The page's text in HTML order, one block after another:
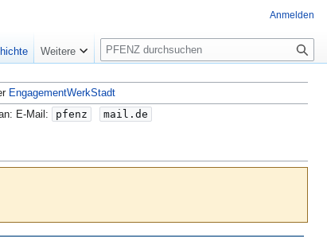
EngagementWerkStadt
E-Mail:
pfenz mail.de
Anmelden
Weitere
S
u
c
h
e